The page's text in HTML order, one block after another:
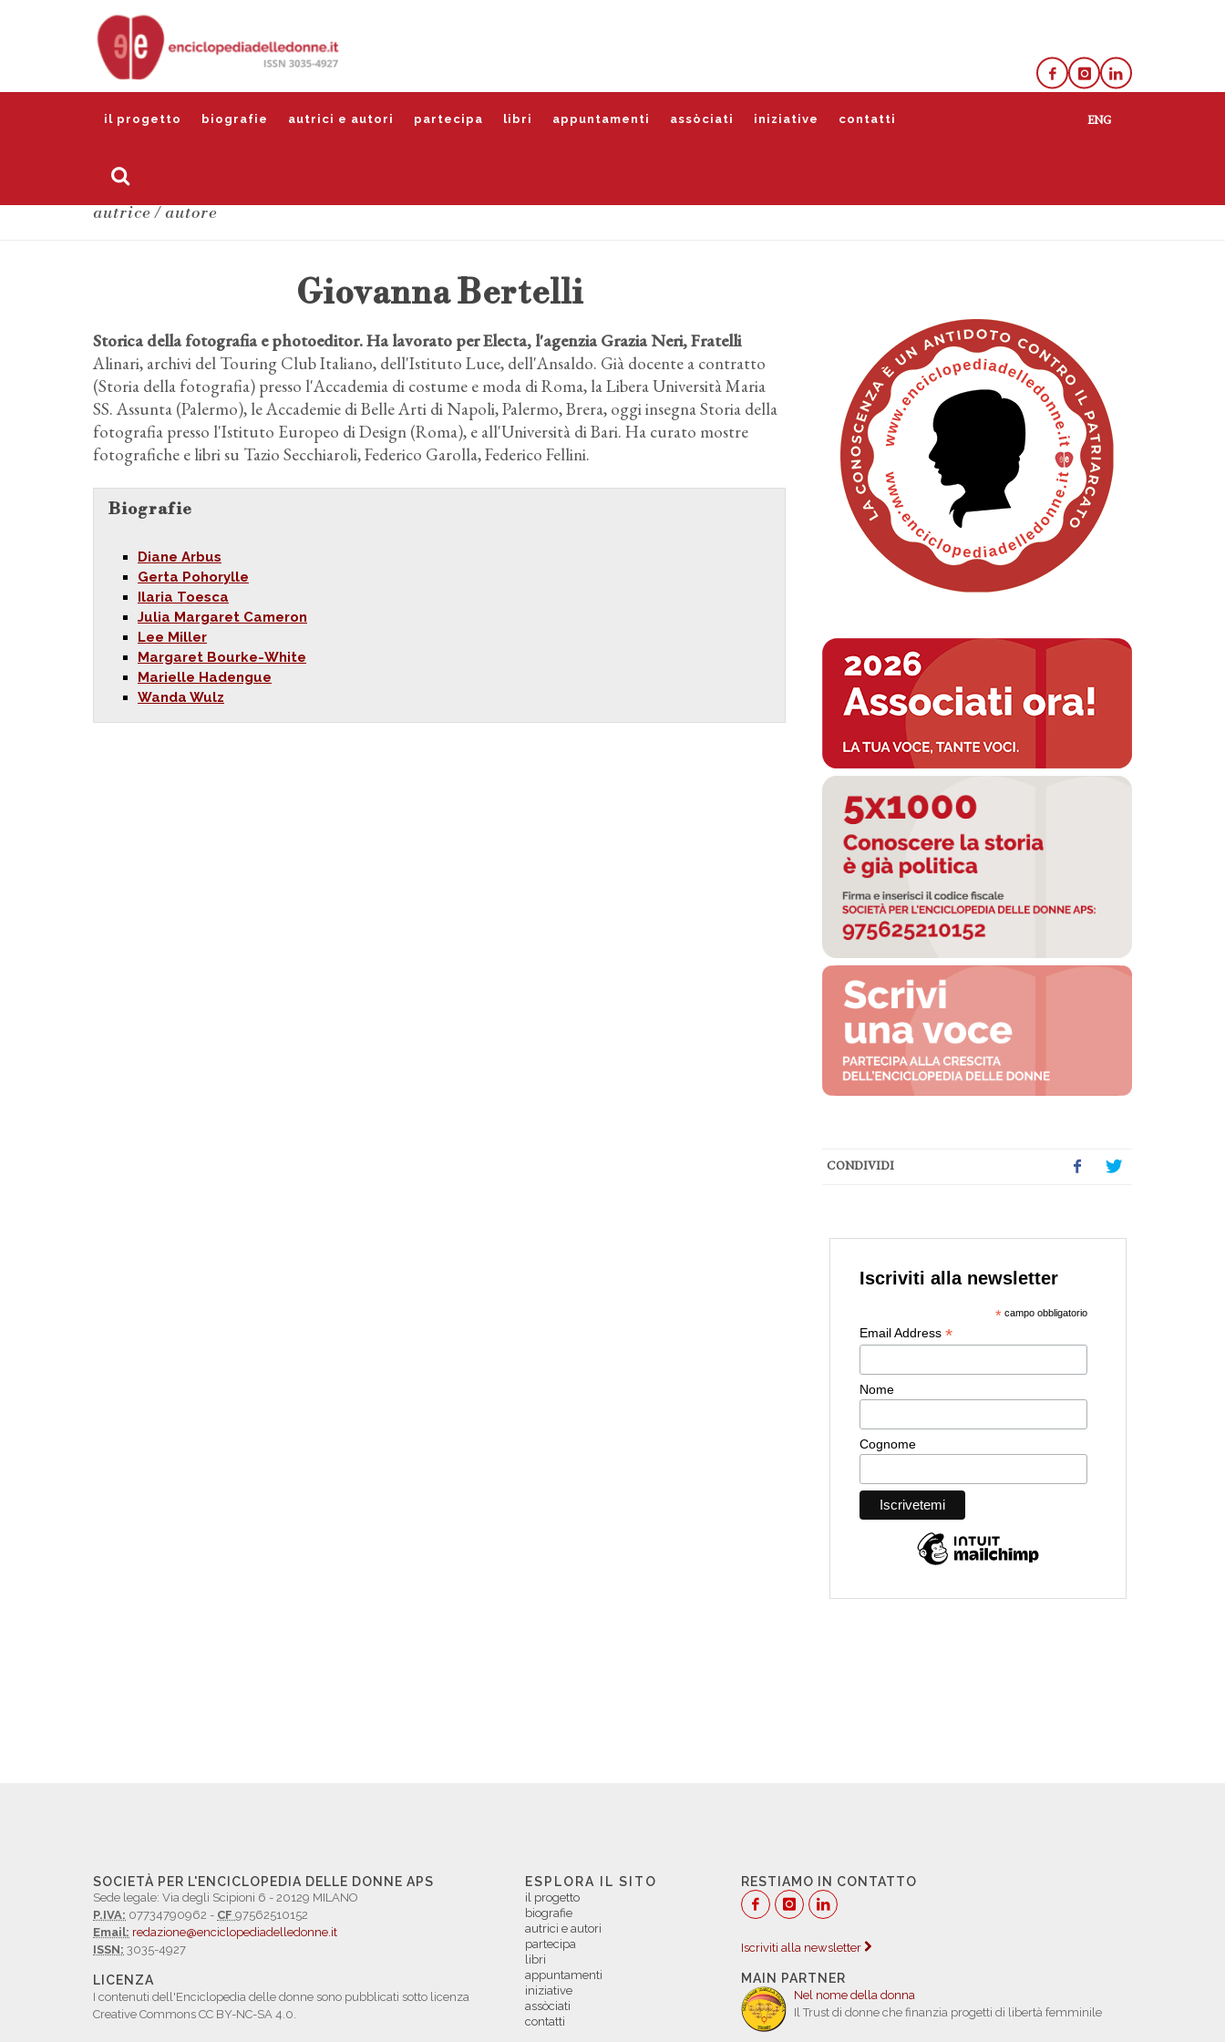
il progetto biografie autrici e autori partecipa libri appuntamenti assòciati iniziative contatti
autrice / autore
CONDIVIDI
Giovanna Bertelli
Storica della fotografia e photoeditor. Ha lavorato per Electa, l'agenzia Grazia Neri, Fratelli
Alinari, archivi del Touring Club Italiano, dell'Istituto Luce, dell'Ansaldo. Già docente a contratto
(Storia della fotografia) presso l'Accademia di costume e moda di Roma, la Libera Università Maria
SS. Assunta (Palermo), le Accademie di Belle Arti di Napoli, Palermo, Brera, oggi insegna Storia della
fotografia presso l'Istituto Europeo di Design (Roma), e all'Università di Bari. Ha curato mostre
fotografiche e libri su Tazio Secchiaroli, Federico Garolla, Federico Fellini.
Biografie
Diane Arbus
Gerta Pohorylle
Ilaria Toesca
Julia Margaret Cameron
Lee Miller
Margaret Bourke-White
Marielle Hadengue
Wanda Wulz
SOCIETÀ PER L'ENCICLOPEDIA DELLE DONNE APS
Sede legale: Via degli Scipioni 6 - 20129 MILANO
P.IVA: 07734790962 - CF 97562510152
Email: redazione@enciclopediadelledonne.it
ISSN: 3035-4927
LICENZA
I contenuti dell'Enciclopedia delle donne sono pubblicati sotto licenza
Creative Commons CC BY-NC-SA 4.0.
ESPLORA IL SITO
il progetto
biografie
autrici e autori
partecipa
libri
appuntamenti
iniziative
assòciati
contatti
RESTIAMO IN CONTATTO
Iscriviti alla newsletter
MAIN PARTNER
Nel nome della donna
Il Trust di donne che finanzia progetti di libertà femminile